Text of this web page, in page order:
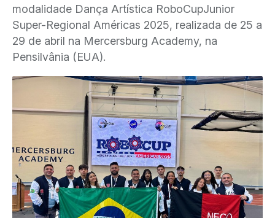
modalidade Dança Artística RoboCupJunior
Super-Regional Américas 2025, realizada de 25 a
29 de abril na Mercersburg Academy, na
Pensilvânia (EUA).